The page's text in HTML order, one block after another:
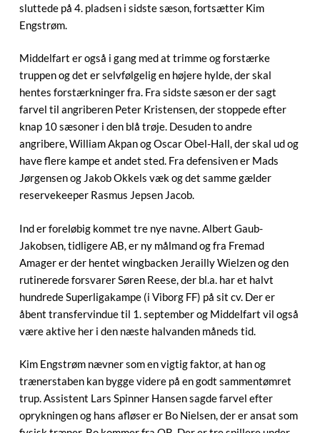
sluttede på 4. pladsen i sidste sæson, fortsætter Kim
Engstrøm.
Middelfart er også i gang med at trimme og forstærke
truppen og det er selvfølgelig en højere hylde, der skal
hentes forstærkninger fra. Fra sidste sæson er der sagt
farvel til angriberen Peter Kristensen, der stoppede efter
knap 10 sæsoner i den blå trøje. Desuden to andre
angribere, William Akpan og Oscar Obel-Hall, der skal ud og
have flere kampe et andet sted. Fra defensiven er Mads
Jørgensen og Jakob Okkels væk og det samme gælder
reservekeeper Rasmus Jepsen Jacob.
Ind er foreløbig kommet tre nye navne. Albert Gaub-
Jakobsen, tidligere AB, er ny målmand og fra Fremad
Amager er der hentet wingbacken Jerailly Wielzen og den
rutinerede forsvarer Søren Reese, der bl.a. har et halvt
hundrede Superligakampe (i Viborg FF) på sit cv. Der er
åbent transfervindue til 1. september og Middelfart vil også
være aktive her i den næste halvanden måneds tid.
Kim Engstrøm nævner som en vigtig faktor, at han og
trænerstaben kan bygge videre på en godt sammentømret
trup. Assistent Lars Spinner Hansen sagde farvel efter
oprykningen og hans afløser er Bo Nielsen, der er ansat som